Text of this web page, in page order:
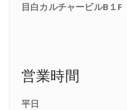
目白カルチャービルB１F
営業時間
平日